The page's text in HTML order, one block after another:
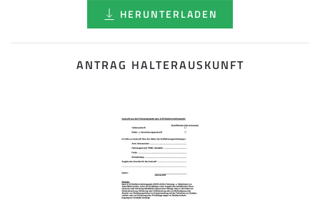
HERUNTERLADEN
ANTRAG HALTERAUSKUNFT